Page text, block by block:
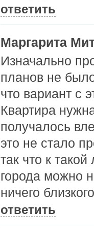
ответить
Маргарита
Изначально
планов не
что вариант с
Квартира
получалось
это не стало
так что к
города можно
ничего
ответить